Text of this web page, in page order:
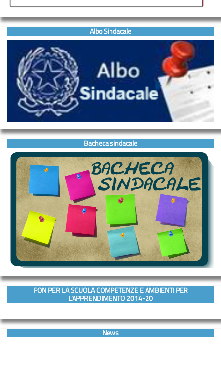
Albo Sindacale
Bacheca sindacale
PON PER LA SCUOLA COMPETENZE E AMBIENTI PER
L’APPRENDIMENTO 2014-20
News